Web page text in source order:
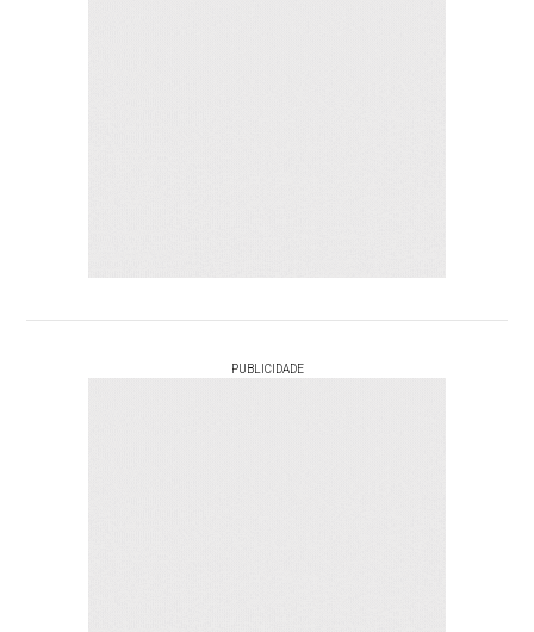
PUBLICIDADE